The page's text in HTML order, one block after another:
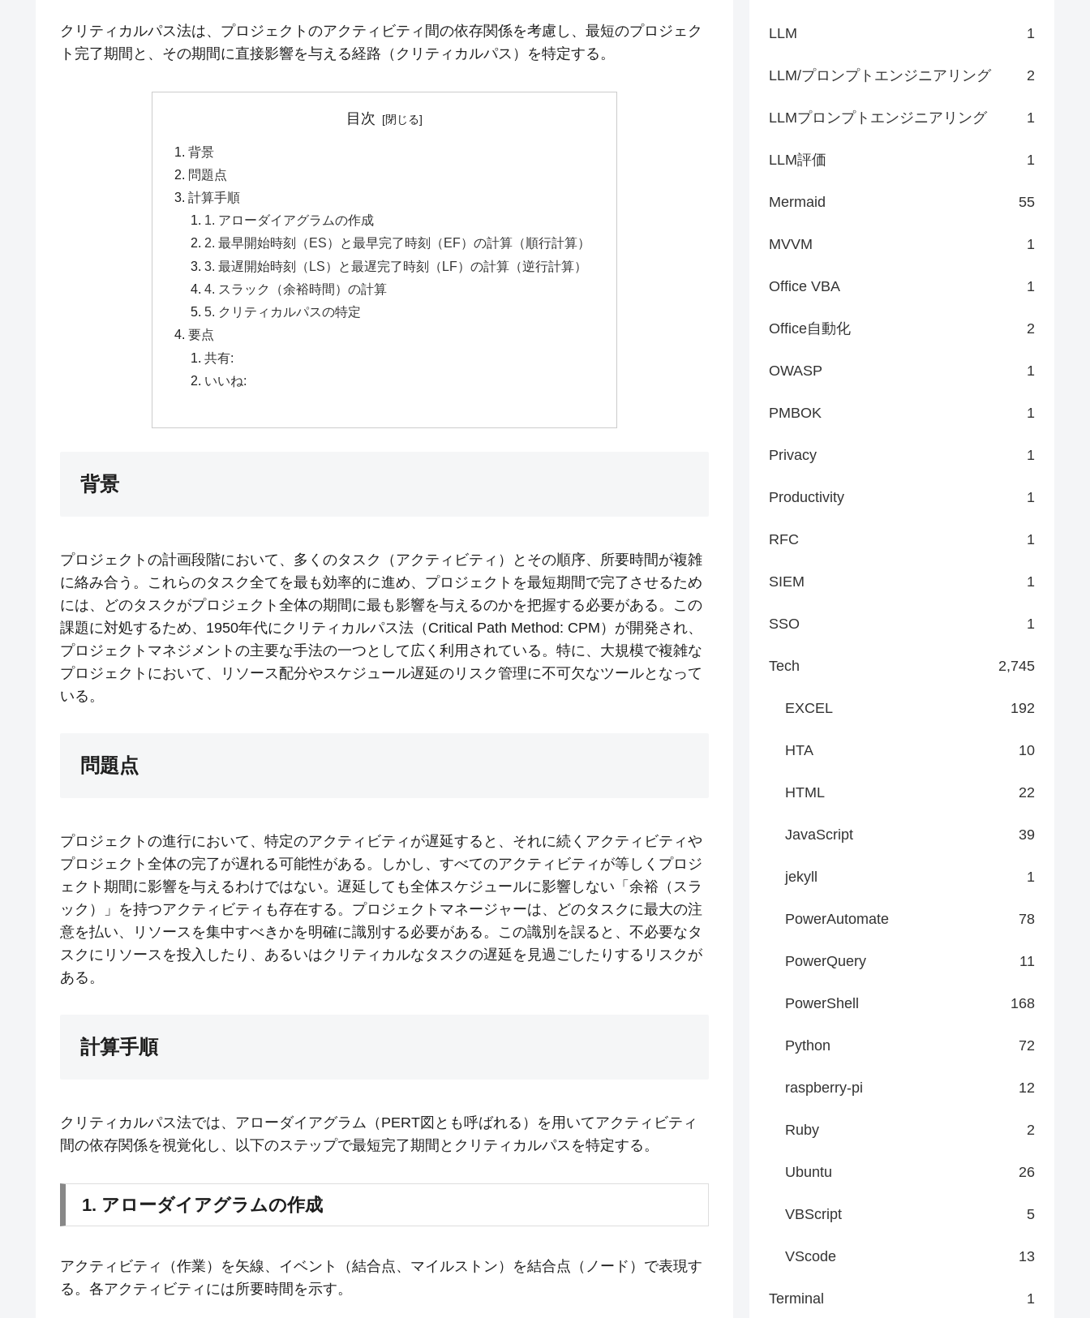
クリティカルパス法は、プロジェクトのアクティビティ間の依存関係を考慮し、最短のプロジェク
ト完了期間と、その期間に直接影響を与える経路（クリティカルパス）を特定する。
目次
背景
問題点
計算手順
1. アローダイアグラムの作成
2. 最早開始時刻（ES）と最早完了時刻（EF）の計算（順行計算）
3. 最遅開始時刻（LS）と最遅完了時刻（LF）の計算（逆行計算）
4. スラック（余裕時間）の計算
5. クリティカルパスの特定
要点
共有:
いいね:
背景
プロジェクトの計画段階において、多くのタスク（アクティビティ）とその順序、所要時間が複雑
に絡み合う。これらのタスク全てを最も効率的に進め、プロジェクトを最短期間で完了させるため
には、どのタスクがプロジェクト全体の期間に最も影響を与えるのかを把握する必要がある。この
課題に対処するため、1950年代にクリティカルパス法（Critical Path Method: CPM）が開発され、
プロジェクトマネジメントの主要な手法の一つとして広く利用されている。特に、大規模で複雑な
プロジェクトにおいて、リソース配分やスケジュール遅延のリスク管理に不可欠なツールとなって
いる。
問題点
プロジェクトの進行において、特定のアクティビティが遅延すると、それに続くアクティビティや
プロジェクト全体の完了が遅れる可能性がある。しかし、すべてのアクティビティが等しくプロジ
ェクト期間に影響を与えるわけではない。遅延しても全体スケジュールに影響しない「余裕（スラ
ック）」を持つアクティビティも存在する。プロジェクトマネージャーは、どのタスクに最大の注
意を払い、リソースを集中すべきかを明確に識別する必要がある。この識別を誤ると、不必要なタ
スクにリソースを投入したり、あるいはクリティカルなタスクの遅延を見過ごしたりするリスクが
ある。
計算手順
クリティカルパス法では、アローダイアグラム（PERT図とも呼ばれる）を用いてアクティビティ
間の依存関係を視覚化し、以下のステップで最短完了期間とクリティカルパスを特定する。
1. アローダイアグラムの作成
アクティビティ（作業）を矢線、イベント（結合点、マイルストン）を結合点（ノード）で表現す
る。各アクティビティには所要時間を示す。
LLM 1
LLM/プロンプトエンジニアリング 2
LLMプロンプトエンジニアリング 1
LLM評価 1
Mermaid 55
MVVM 1
Office VBA 1
Office自動化 2
OWASP 1
PMBOK 1
Privacy 1
Productivity 1
RFC 1
SIEM 1
SSO 1
Tech 2,745
EXCEL 192
HTA 10
HTML 22
JavaScript 39
jekyll 1
PowerAutomate 78
PowerQuery 11
PowerShell 168
Python 72
raspberry-pi 12
Ruby 2
Ubuntu 26
VBScript 5
VScode 13
Terminal 1